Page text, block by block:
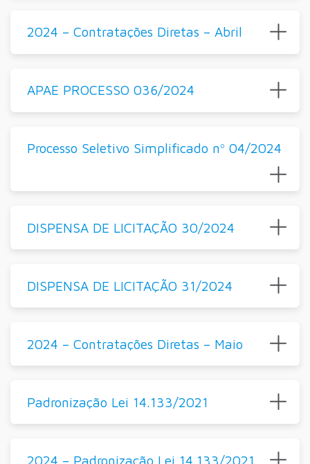
2024 – Contratações Diretas – Abril
APAE PROCESSO 036/2024
Processo Seletivo Simplificado nº 04/2024
DISPENSA DE LICITAÇÃO 30/2024
DISPENSA DE LICITAÇÃO 31/2024
2024 – Contratações Diretas – Maio
Padronização Lei 14.133/2021
2024 – Padronização Lei 14.133/2021